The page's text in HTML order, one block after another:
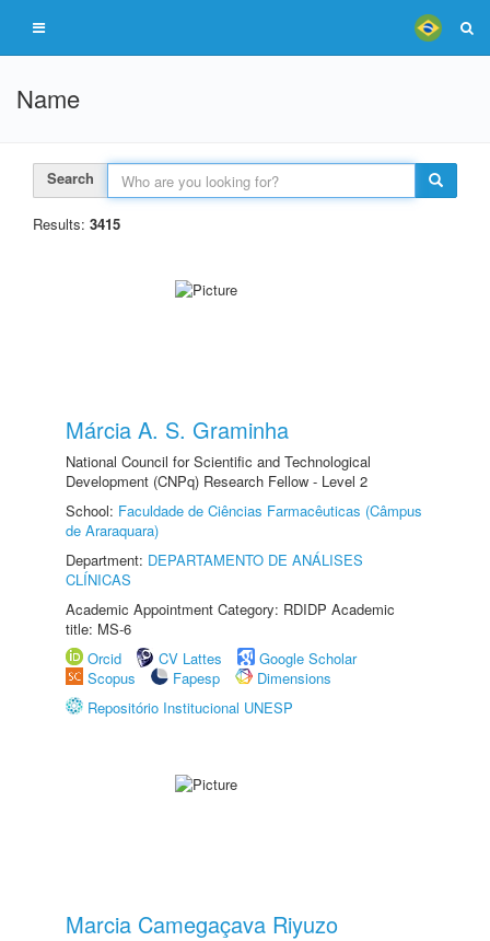
Name
Search
Results: 3415
Márcia A. S. Graminha
National Council for Scientific and Technological
Development (CNPq) Research Fellow - Level 2
School: Faculdade de Ciências Farmacêuticas (Câmpus
de Araraquara)
Department: DEPARTAMENTO DE ANÁLISES
CLÍNICAS
Academic Appointment Category: RDIDP Academic
title: MS-6
Orcid
CV Lattes
Google Scholar
Scopus
Fapesp
Dimensions
Repositório Institucional UNESP
Marcia Camegaçava Riyuzo